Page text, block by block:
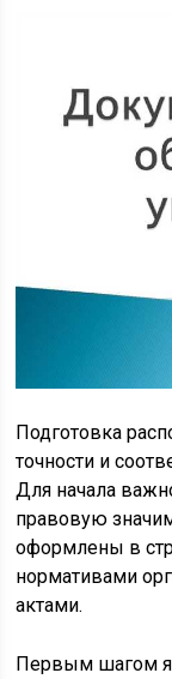
Подготовка
точности и
Для начала
правовую
оформлены в
нормативами
актами.
Первым шагом